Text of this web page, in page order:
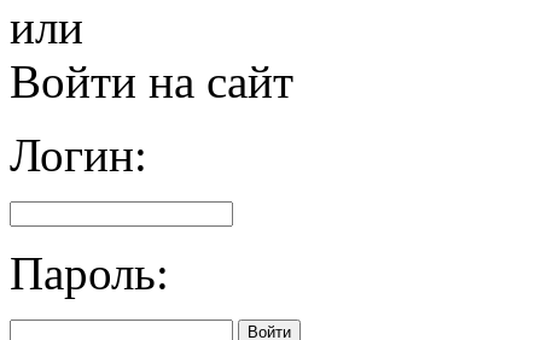
или
Войти на сайт
Логин:
Пароль: